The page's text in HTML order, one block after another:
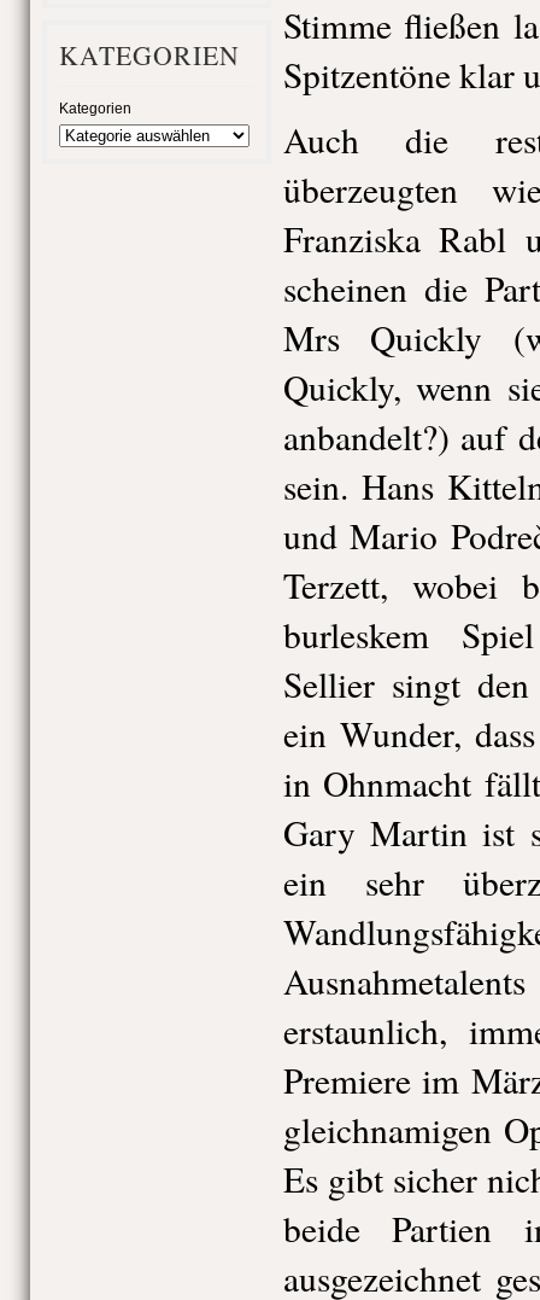
KATEGORIEN
Kategorien
Stimme fließen
Spitzentöne klar
Auch die
überzeugten
Franziska Rabl
scheinen die
Mrs Quickly
Quickly, wenn
anbandelt?) auf
sein. Hans
und Mario
Terzett, wobei
burleskem
Sellier singt den
ein Wunder,
in Ohnmacht
Gary Martin ist
ein sehr
erstaunlich,
Premiere im
gleichnamigen
Es gibt sicher
beide Partien
ausgezeichnet